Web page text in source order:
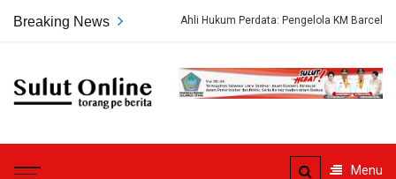
Breaking News Ahli Hukum Perdata: Pengelola KM Barcelona 5A
Sulut
Menu